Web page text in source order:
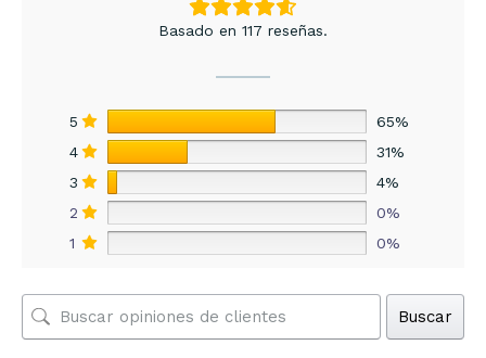
Basado en 117 reseñas.
5
65%
4
31%
3
4%
2
0%
1
0%
Buscar